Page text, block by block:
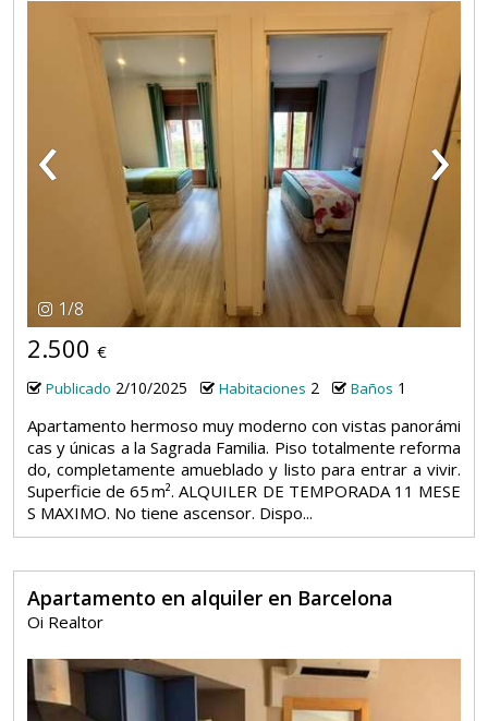
‹ ›
1/8
2.500 €
Publicado 2/10/2025 Habitaciones 2 Baños 1
Apartamento hermoso muy moderno con vistas panorámi
cas y únicas a la Sagrada Familia. Piso totalmente reforma
do, completamente amueblado y listo para entrar a vivir.
Superficie de 65 m². ALQUILER DE TEMPORADA 11 MESE
S MAXIMO. No tiene ascensor. Dispo...
Apartamento en alquiler en Barcelona
Oi Realtor